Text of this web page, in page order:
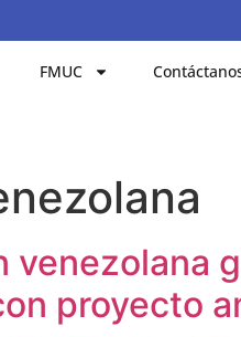
FMUC
venezolana
proyecto